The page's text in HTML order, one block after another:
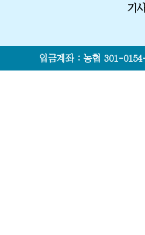
기
입금계좌 : 농협 301-